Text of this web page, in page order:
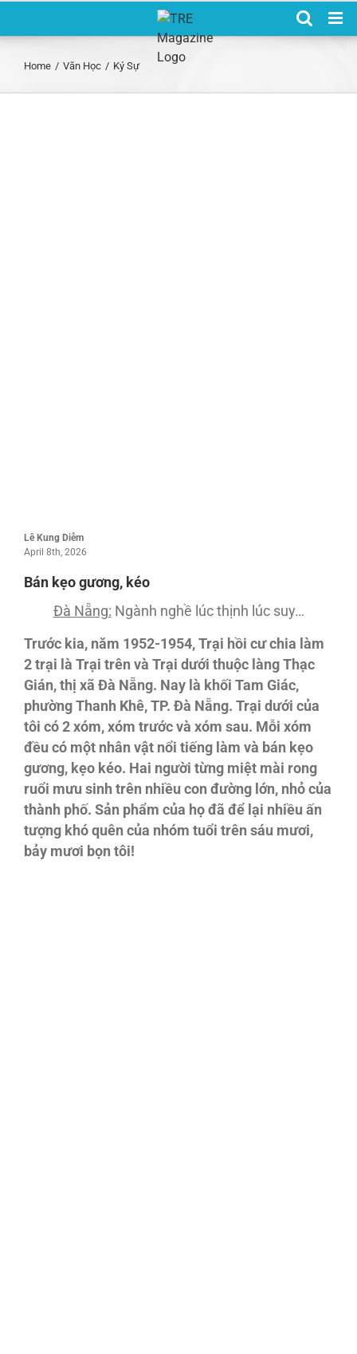
Home / Văn Học / Ký Sự
Lê Kung Diễm
April 8th, 2026
Bán kẹo gương, kéo
Đà Nẵng: Ngành nghề lúc thịnh lúc suy…
Trước kia, năm 1952-1954, Trại hồi cư chia làm
2 trại là Trại trên và Trại dưới thuộc làng Thạc
Gián, thị xã Đà Nẵng. Nay là khối Tam Giác,
phường Thanh Khê, TP. Đà Nẵng. Trại dưới của
tôi có 2 xóm, xóm trước và xóm sau. Mỗi xóm
đều có một nhân vật nổi tiếng làm và bán kẹo
gương, kẹo kéo. Hai người từng miệt mài rong
ruổi mưu sinh trên nhiều con đường lớn, nhỏ của
thành phố. Sản phẩm của họ đã để lại nhiều ấn
tượng khó quên của nhóm tuổi trên sáu mươi,
bảy mươi bọn tôi!